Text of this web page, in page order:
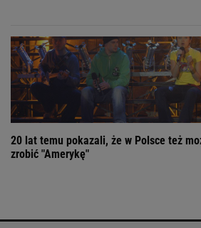
20 lat temu pokazali, że w Polsce też
zrobić "Amerykę"